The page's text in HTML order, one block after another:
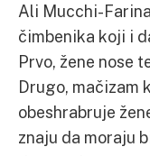
Ali Mucchi-
čimbenika koji i
Prvo, žene nose
Drugo, mačizam
obeshrabruje
znaju da moraju